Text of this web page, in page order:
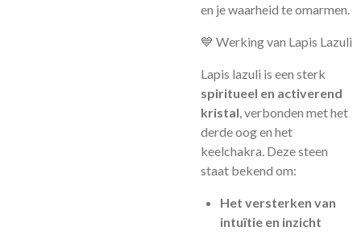
en je waarheid te omarmen.
💙 Werking van Lapis Lazuli
Lapis lazuli is een sterk
spiritueel en activerend
kristal, verbonden met het
derde oog en het
keelchakra. Deze steen
staat bekend om:
Het versterken van
intuïtie en inzicht